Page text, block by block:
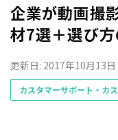
企業が動画撮
材7選＋選び
更新日: 2017年10月13日
カスタマーサポート・カ